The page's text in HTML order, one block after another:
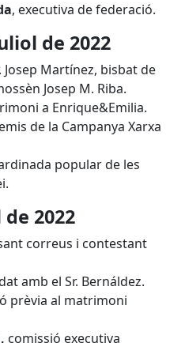
, executiva de federació.
de 2022
Josep Martínez, bisbat de
Josep M. Riba.
a Enrique&Emilia.
de la Campanya Xarxa
popular de les
de 2022
correus i contestant
amb el Sr. Bernáldez.
prèvia al matrimoni
comissió executiva